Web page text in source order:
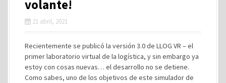
volante!
21 abril, 2021
Recientemente se publicó la versión 3.0 de LLOG VR – el
primer laboratorio virtual de la logística, y sin embargo ya
estoy con cosas nuevas… el desarrollo no se detiene.
Como sabes, uno de los objetivos de este simulador de